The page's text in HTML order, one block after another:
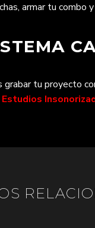
armar tu combo
grabar tu proyecto
Estudios